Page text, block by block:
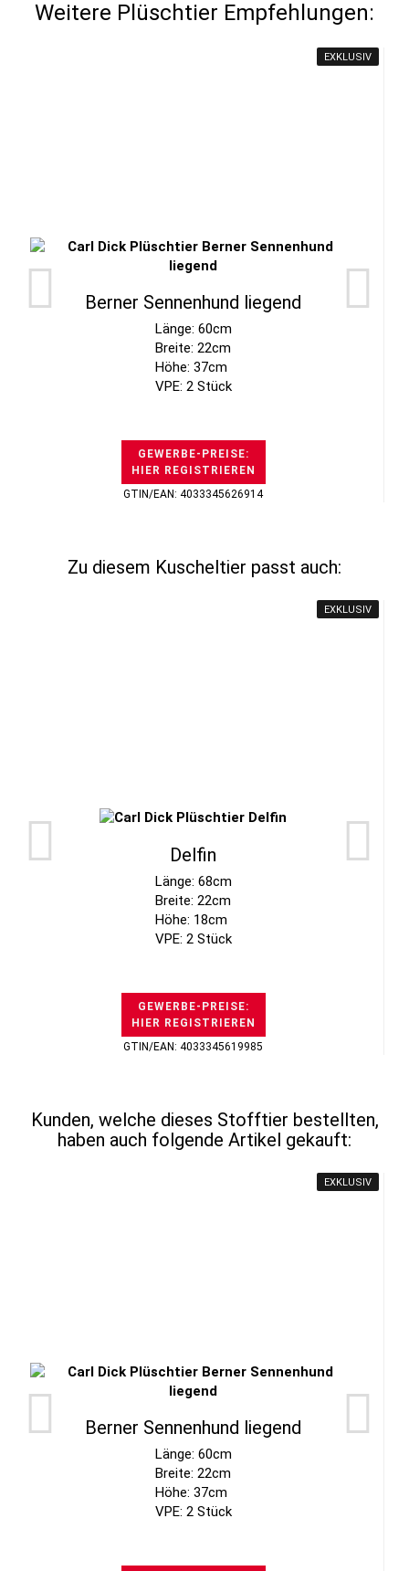
Weitere Plüschtier Empfehlungen:
EXKLUSIV
Berner Sennenhund liegend
Länge: 60cm
Breite: 22cm
Höhe: 37cm
VPE: 2 Stück
GEWERBE-PREISE:
HIER REGISTRIEREN
GTIN/EAN: 4033345626914
Zu diesem Kuscheltier passt auch:
EXKLUSIV
Delfin
Länge: 68cm
Breite: 22cm
Höhe: 18cm
VPE: 2 Stück
GEWERBE-PREISE:
HIER REGISTRIEREN
GTIN/EAN: 4033345619985
Kunden, welche dieses Stofftier bestellten,
haben auch folgende Artikel gekauft:
EXKLUSIV
Berner Sennenhund liegend
Länge: 60cm
Breite: 22cm
Höhe: 37cm
VPE: 2 Stück